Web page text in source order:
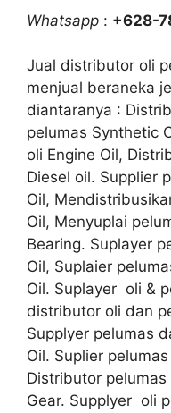
Whatsapp : +628-
Jual distributor oli
menjual beraneka
diantaranya :
pelumas Synthetic
oli Engine Oil,
Diesel oil. Supplier
Oil,
Oil, Menyuplai
Bearing. Suplayer
Oil, Suplaier
Oil. Suplayer oli &
distributor oli dan
Supplyer pelumas
Oil. Suplier
Distributor
Gear. Supplyer oli